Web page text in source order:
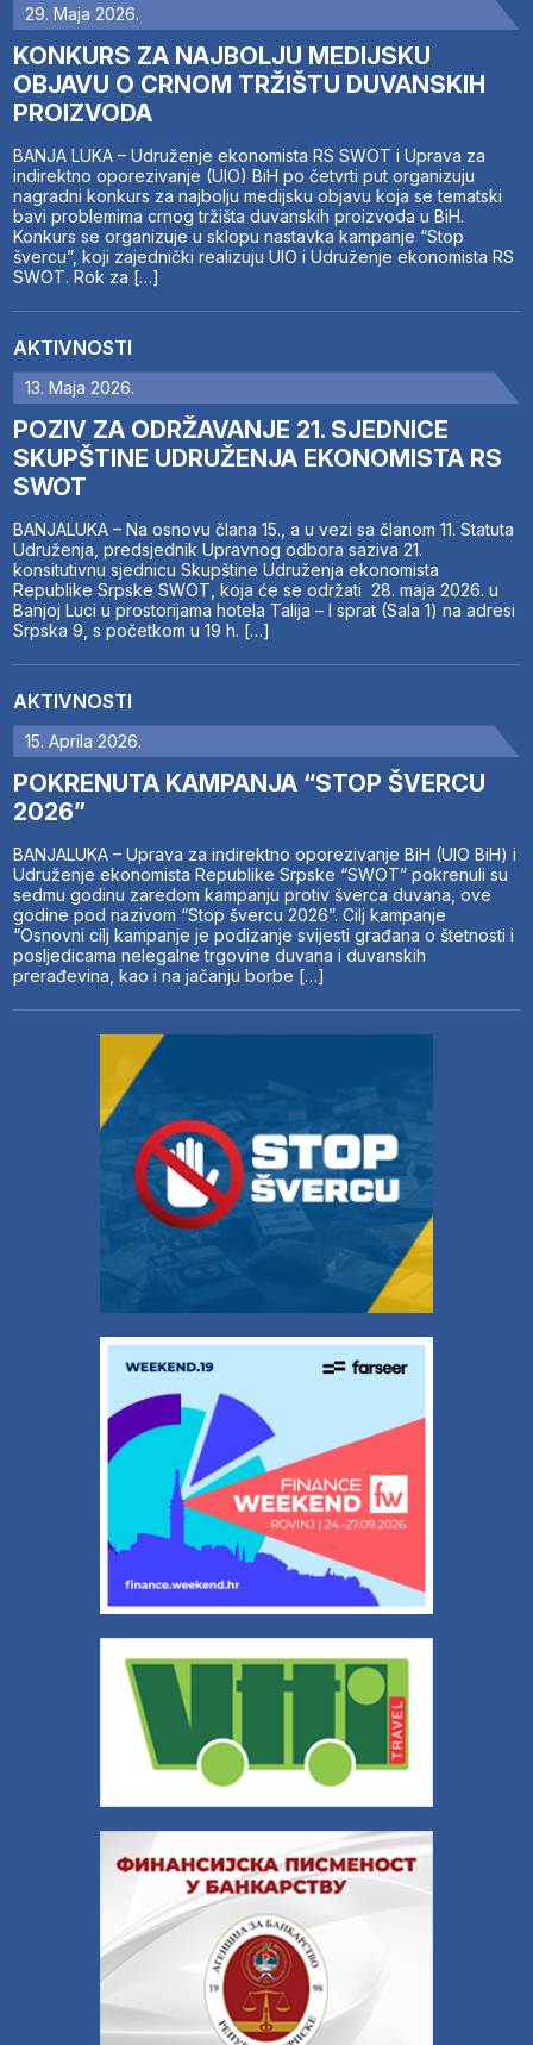
29. Maja 2026.
KONKURS ZA NAJBOLJU MEDIJSKU
OBJAVU O CRNOM TRŽIŠTU DUVANSKIH
PROIZVODA
BANJA LUKA – Udruženje ekonomista RS SWOT i Uprava za
indirektno oporezivanje (UIO) BiH po četvrti put organizuju
nagradni konkurs za najbolju medijsku objavu koja se tematski
bavi problemima crnog tržišta duvanskih proizvoda u BiH.
Konkurs se organizuje u sklopu nastavka kampanje “Stop
švercu”, koji zajednički realizuju UIO i Udruženje ekonomista RS
SWOT. Rok za […]
AKTIVNOSTI
13. Maja 2026.
POZIV ZA ODRŽAVANJE 21. SJEDNICE
SKUPŠTINE UDRUŽENJA EKONOMISTA RS
SWOT
BANJALUKA – Na osnovu člana 15., a u vezi sa članom 11. Statuta
Udruženja, predsjednik Upravnog odbora saziva 21.
konsitutivnu sjednicu Skupštine Udruženja ekonomista
Republike Srpske SWOT, koja će se održati 28. maja 2026. u
Banjoj Luci u prostorijama hotela Talija – I sprat (Sala 1) na adresi
Srpska 9, s početkom u 19 h. […]
AKTIVNOSTI
15. Aprila 2026.
POKRENUTA KAMPANJA “STOP ŠVERCU
2026”
BANJALUKA – Uprava za indirektno oporezivanje BiH (UIO BiH) i
Udruženje ekonomista Republike Srpske “SWOT” pokrenuli su
sedmu godinu zaredom kampanju protiv šverca duvana, ove
godine pod nazivom “Stop švercu 2026”. Cilj kampanje
“Osnovni cilj kampanje je podizanje svijesti građana o štetnosti i
posljedicama nelegalne trgovine duvana i duvanskih
prerađevina, kao i na jačanju borbe […]